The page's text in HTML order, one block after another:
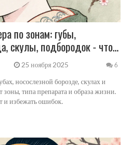
по зонам: губы,
скулы, подбородок - что
25 ноября 2025 6
носослезной борозде, скулах и
зоны, типа препарата и образа жизни.
и избежать ошибок.